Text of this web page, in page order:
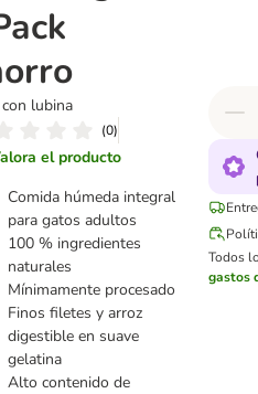
lubina
(0)
el producto
Comida húmeda integral
para gatos adultos
100 % ingredientes
naturales
Mínimamente procesado
Finos filetes y arroz
digestible en suave
gelatina
Alto contenido de
Todos
gastos